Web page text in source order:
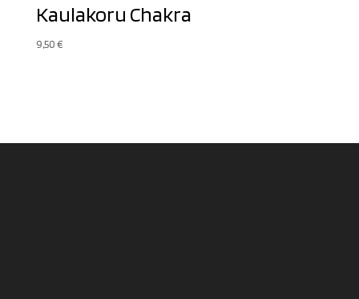
Kaulakoru Chakra
9,50€